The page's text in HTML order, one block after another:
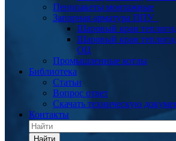
Пенопакеты монтажные
Запорная арматура ППУ
Шаровый кран
Шаровый кран
ОЦ
Промышленные котлы
Библиотека
Статьи
Вопрос ответ
Скачать техническую
Контакты
Найти